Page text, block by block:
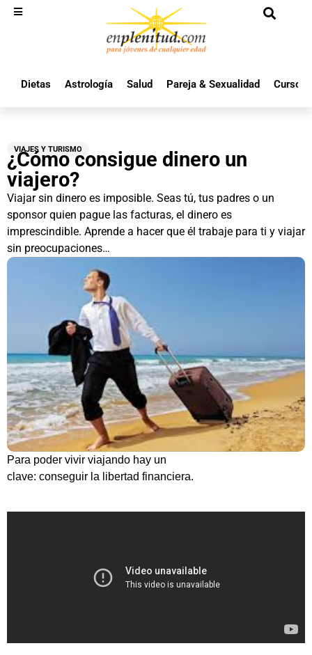
Dietas Astrología Salud Pareja & Sexualidad Cursos
VIAJES Y TURISMO
¿Cómo consigue dinero un
viajero?
Viajar sin dinero es imposible. Seas tú, tus padres o un
sponsor quien pague las facturas, el dinero es
imprescindible. Aprende a hacer que él trabaje para ti y viajar
sin preocupaciones…
Para poder vivir viajando hay un
clave: conseguir la libertad financiera.